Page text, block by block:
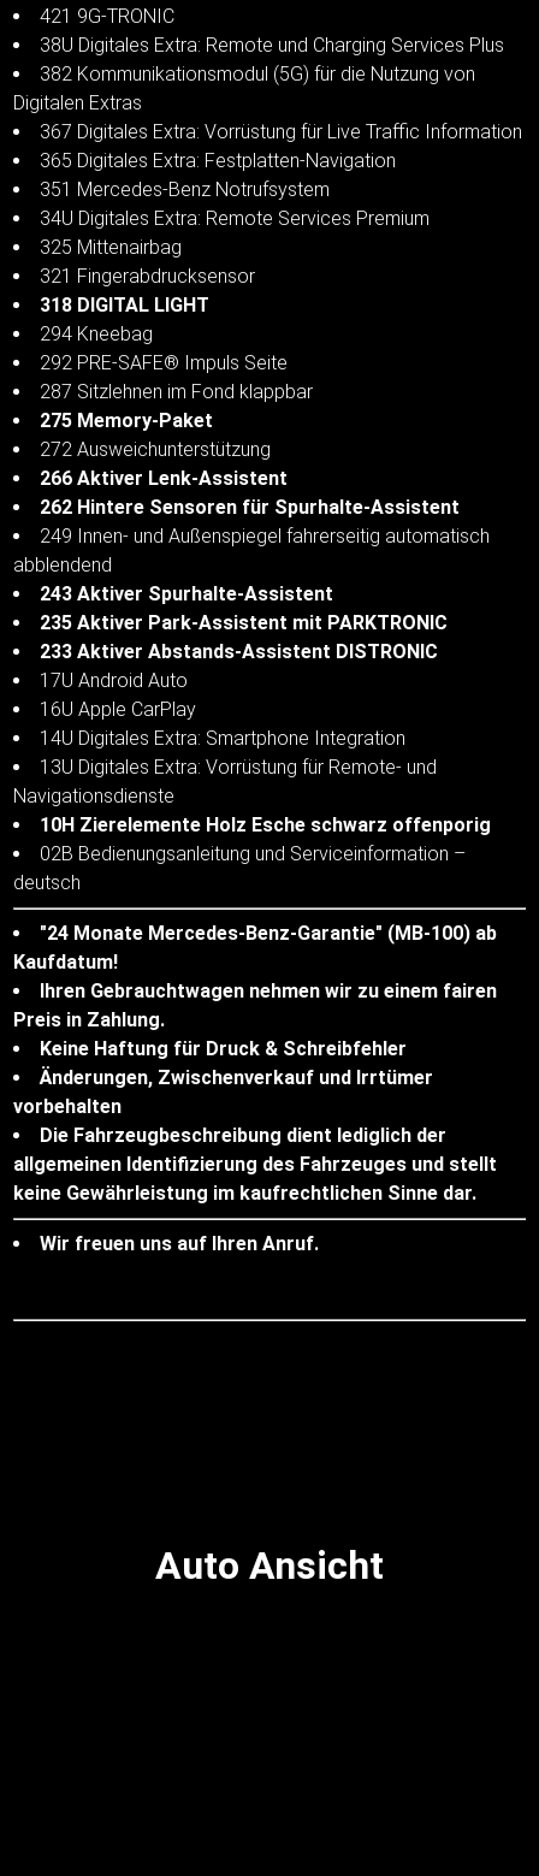
421 9G-TRONIC
38U Digitales Extra: Remote und Charging Services Plus
382 Kommunikationsmodul (5G) für die Nutzung von
Digitalen Extras
367 Digitales Extra: Vorrüstung für Live Traffic Information
365 Digitales Extra: Festplatten-Navigation
351 Mercedes-Benz Notrufsystem
34U Digitales Extra: Remote Services Premium
325 Mittenairbag
321 Fingerabdrucksensor
318 DIGITAL LIGHT
294 Kneebag
292 PRE-SAFE® Impuls Seite
287 Sitzlehnen im Fond klappbar
275 Memory-Paket
272 Ausweichunterstützung
266 Aktiver Lenk-Assistent
262 Hintere Sensoren für Spurhalte-Assistent
249 Innen- und Außenspiegel fahrerseitig automatisch
abblendend
243 Aktiver Spurhalte-Assistent
235 Aktiver Park-Assistent mit PARKTRONIC
233 Aktiver Abstands-Assistent DISTRONIC
17U Android Auto
16U Apple CarPlay
14U Digitales Extra: Smartphone Integration
13U Digitales Extra: Vorrüstung für Remote- und
Navigationsdienste
10H Zierelemente Holz Esche schwarz offenporig
02B Bedienungsanleitung und Serviceinformation –
deutsch
"24 Monate Mercedes-Benz-Garantie" (MB-100) ab
Kaufdatum!
Ihren Gebrauchtwagen nehmen wir zu einem fairen
Preis in Zahlung.
Keine Haftung für Druck & Schreibfehler
Änderungen, Zwischenverkauf und Irrtümer
vorbehalten
Die Fahrzeugbeschreibung dient lediglich der
allgemeinen Identifizierung des Fahrzeuges und stellt
keine Gewährleistung im kaufrechtlichen Sinne dar.
Wir freuen uns auf Ihren Anruf.
Auto Ansicht